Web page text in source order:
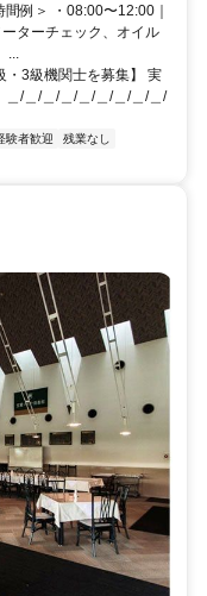
例＞ ・08:00〜12:00｜
ターチェック、オイル
...
・3級機関士を募集】 実
/＿/＿/＿/＿/＿/＿/＿/＿/
験者歓迎
残業なし